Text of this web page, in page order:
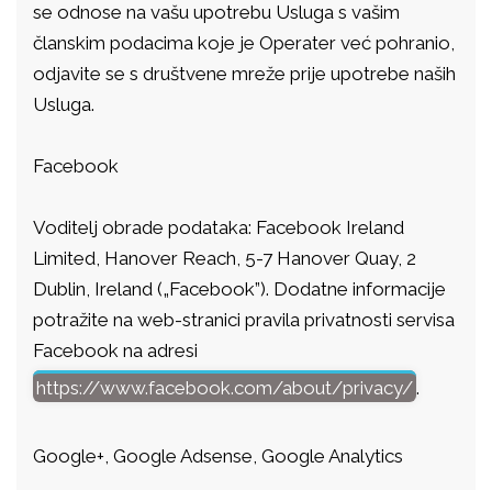
se odnose na vašu upotrebu Usluga s vašim
članskim podacima koje je Operater već pohranio,
odjavite se s društvene mreže prije upotrebe naših
Usluga.
Facebook
Voditelj obrade podataka: Facebook Ireland
Limited, Hanover Reach, 5-7 Hanover Quay, 2
Dublin, Ireland („Facebook”). Dodatne informacije
potražite na web-stranici pravila privatnosti servisa
Facebook na adresi
https://www.facebook.com/about/privacy/.
Google+, Google Adsense, Google Analytics